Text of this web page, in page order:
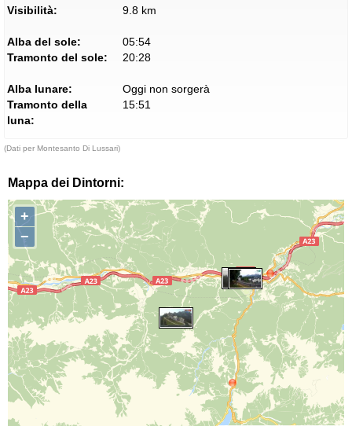
Visibilità:
9.8 km
Alba del sole:
05:54
Tramonto del sole:
20:28
Alba lunare:
Oggi non sorgerà
Tramonto della
luna:
15:51
(Dati per Montesanto Di Lussari)
Mappa dei Dintorni:
+
−